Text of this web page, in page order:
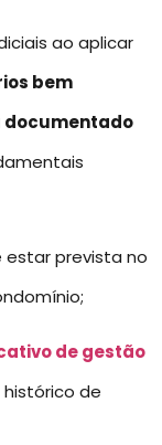
ao aplicar
bem
documentado
estar prevista no
de gestão
de